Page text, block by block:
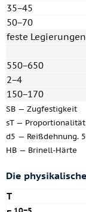
35−45
50−70
feste Legierungen
550−650
2−4
150−170
SB — Zugfestigkeit
sT — Proportionalität
d5 — Reißdehnung.
HB — Brinell-Härte
Die
T